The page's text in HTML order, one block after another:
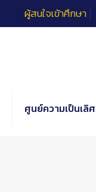
ผู้สนใจเข้าศึกษา
ศูนย์ความเป็นเลิศ